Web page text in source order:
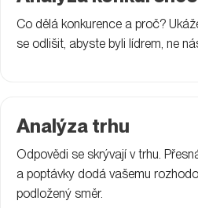
Co dělá konkurence a proč?
se odlišit, abyste byli lídrem, ne
Analýza trhu
Odpovědi se skrývají v trhu.
a poptávky dodá vašemu
podložený směr.